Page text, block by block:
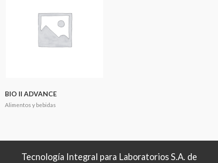
BIO II ADVANCE
Alimentos y bebidas
Tecnología Integral para Laboratorios S.A. de